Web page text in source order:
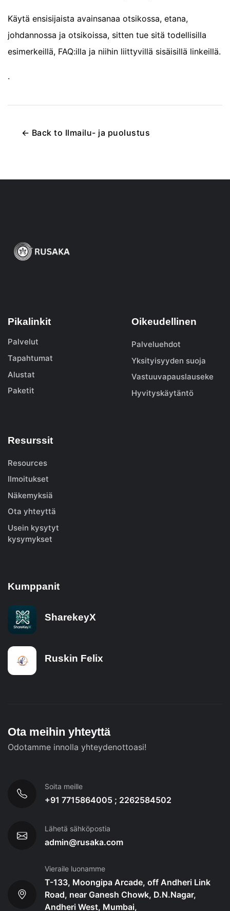
Käytä ensisijaista avainsanaa otsikossa, etana,
johdannossa ja otsikoissa, sitten tue sitä todellisilla
esimerkeillä, FAQ:illa ja niihin liittyvillä sisäisillä linkeillä.
.
← Back to Ilmailu- ja puolustus
Pikalinkit
Palvelut
Tapahtumat
Alustat
Paketit
Oikeudellinen
Palveluehdot
Yksityisyyden suoja
Vastuuvapauslauseke
Hyvityskäytäntö
Resurssit
Resources
Ilmoitukset
Näkemyksiä
Ota yhteyttä
Usein kysytyt
kysymykset
Kumppanit
SharekeyX
Ruskin Felix
Ota meihin yhteyttä
Odotamme innolla yhteydenottoasi!
Soita meille
+91 7715864005 ; 2262584502
Lähetä sähköpostia
admin@rusaka.com
Vieraile luonamme
T-133, Moongipa Arcade, off Andheri Link
Road, near Ganesh Chowk, D.N.Nagar,
Andheri West, Mumbai,